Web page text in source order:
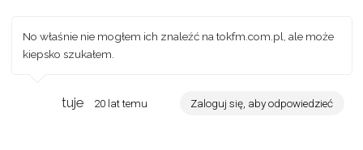
No właśnie nie mogłem ich znaleźć na tokfm.com.pl, ale może
kiepsko szukałem.
tuje 20 lat temu Zaloguj się, aby odpowiedzieć